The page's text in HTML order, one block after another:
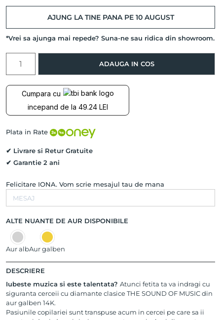
AJUNG LA TINE PANA PE 10 AUGUST
*Vrei sa ajunga mai repede? Suna-ne sau ridica din showroom.
Cercei
pentru
copii
Diamante
THE
OF
MUSIC,
Roz
14K
ADAUGA IN COS
Cumpara cu
incepand de la 49.24 LEI
Plata in Rate
✔ Livrare si Retur Gratuite
✔ Garantie 2 ani
Felicitare IONA. Vom scrie mesajul tau de mana
ALTE NUANTE DE AUR DISPONIBILE
Aur albAur galben
DESCRIERE
Iubeste muzica si este talentata? Atunci fetita ta va indragi cu
siguranta cerceii cu diamante clasice THE SOUND OF MUSIC din
aur galben 14K.
Pasiunile copilariei sunt transpuse acum in cercei pe care sa ii